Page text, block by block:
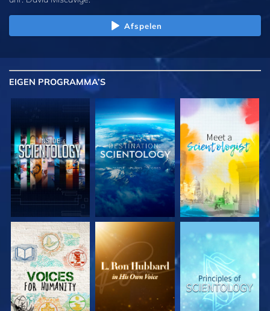
Afspelen
EIGEN PROGRAMMA’S
VERKEN DE SERIE VERKEN DE SERIE VERKEN DE SERIE